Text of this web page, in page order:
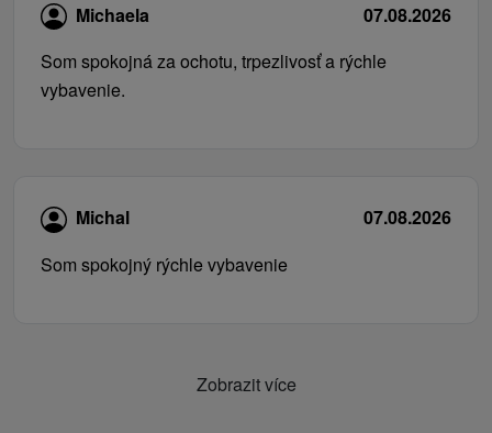
Michaela
07.08.2026
Som spokojná za ochotu, trpezlivosť a rýchle
vybavenie.
Michal
07.08.2026
Som spokojný rýchle vybavenie
Zobrazit více